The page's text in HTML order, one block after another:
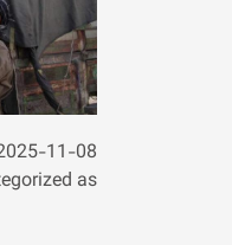
11-08
as